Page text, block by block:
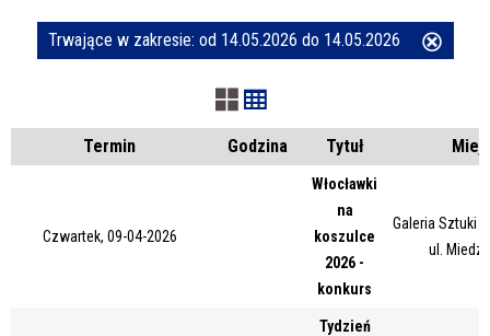
Szukana fraza
Kategoria
Trwające w zakresie: od 14.05.2026 do 14.05.2026
Termin Godzina Tytuł
Czwartek, 09-04-2026
Włocławki
na
koszulce
2026 -
konkurs
Galeria Sztuki
ul.
Tydzień